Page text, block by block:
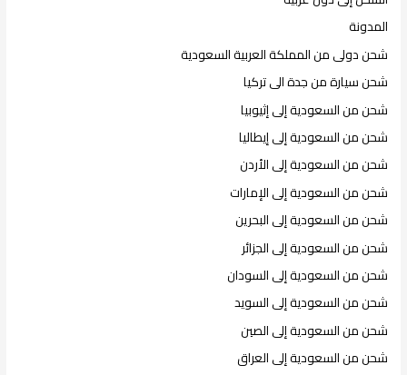
المدونة
شحن دولى من المملكة العربية السعودية
شحن سيارة من جدة الى تركيا
شحن من السعودية إلى إثيوبيا
شحن من السعودية إلى إيطاليا
شحن من السعودية إلى الأردن
شحن من السعودية إلى الإمارات
شحن من السعودية إلى البحرين
شحن من السعودية إلى الجزائر
شحن من السعودية إلى السودان
شحن من السعودية إلى السويد
شحن من السعودية إلى الصين
شحن من السعودية إلى العراق